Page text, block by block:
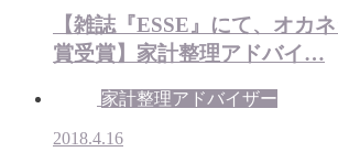
【雑誌『ESSE』にて、オカ
賞受賞】家計整理アドバイ…
家計整理アドバイザー
2018.4.16